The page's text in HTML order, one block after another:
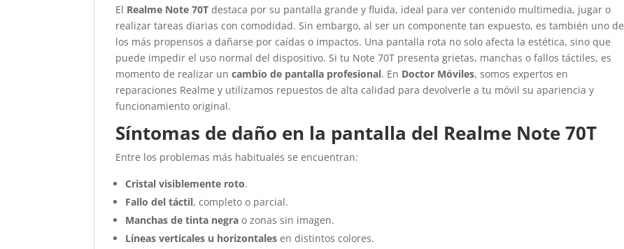
El Realme Note 70T destaca por su pantalla grande y fluida, ideal para ver contenido multimedia, jugar o
realizar tareas diarias con comodidad. Sin embargo, al ser un componente tan expuesto, es también uno de
los más propensos a dañarse por caídas o impactos. Una pantalla rota no solo afecta la estética, sino que
puede impedir el uso normal del dispositivo. Si tu Note 70T presenta grietas, manchas o fallos táctiles, es
momento de realizar uncambio de pantalla profesional. En Doctor Móviles, somos expertos en
reparaciones Realme y utilizamos repuestos de alta calidad para devolverle a tu móvil su apariencia y
funcionamiento original.
Síntomas de daño en la pantalla del Realme Note 70T
Entre los problemas más habituales se encuentran:
Cristal visiblemente roto.
Fallo del táctil, completo o parcial.
Manchas de tinta negra o zonas sin imagen.
Líneas verticales u horizontales en distintos colores.